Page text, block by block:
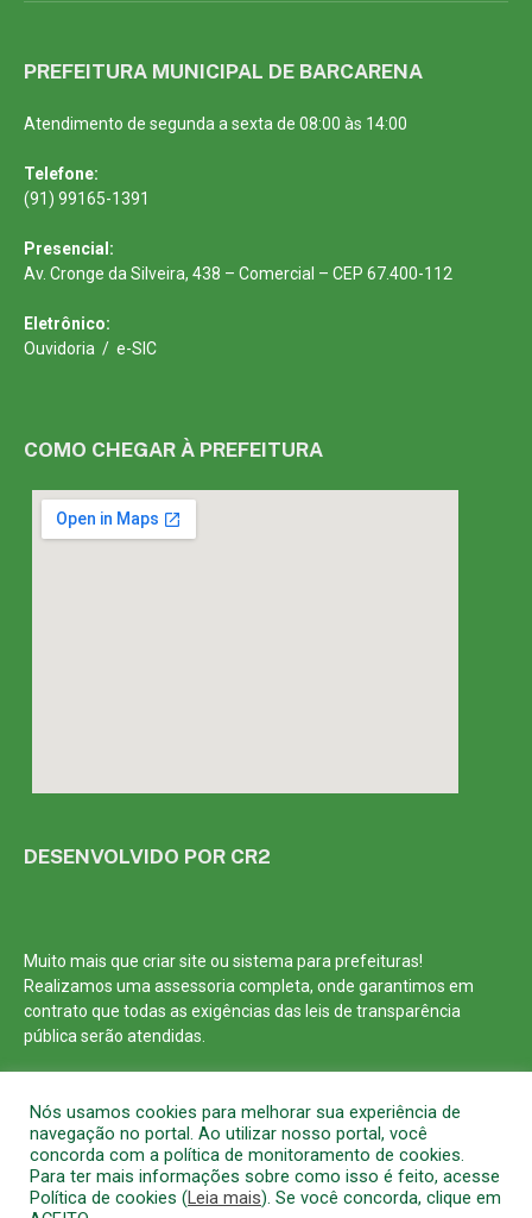
PREFEITURA MUNICIPAL DE BARCARENA
Atendimento de segunda a sexta de 08:00 às 14:00
Telefone:
(91) 99165-1391
Presencial:
Av. Cronge da Silveira, 438 – Comercial – CEP 67.400-112
Eletrônico:
Ouvidoria / e-SIC
COMO CHEGAR À PREFEITURA
DESENVOLVIDO POR CR2
Muito mais que criar site ou sistema para prefeituras!
Realizamos umaassessoriacompleta, onde garantimos em
contrato que todas as exigências das leis de transparência
públicaserão atendidas.
Todos os direitos reservados a Prefeitura Municipal de Barcarena
Nós usamos cookies para melhorar sua experiência de
navegação no portal. Ao utilizar nosso portal, você
concorda com a política de monitoramento de cookies.
Para ter mais informações sobre como isso é feito, acesse
Política de cookies (Leia mais). Se você concorda, clique em